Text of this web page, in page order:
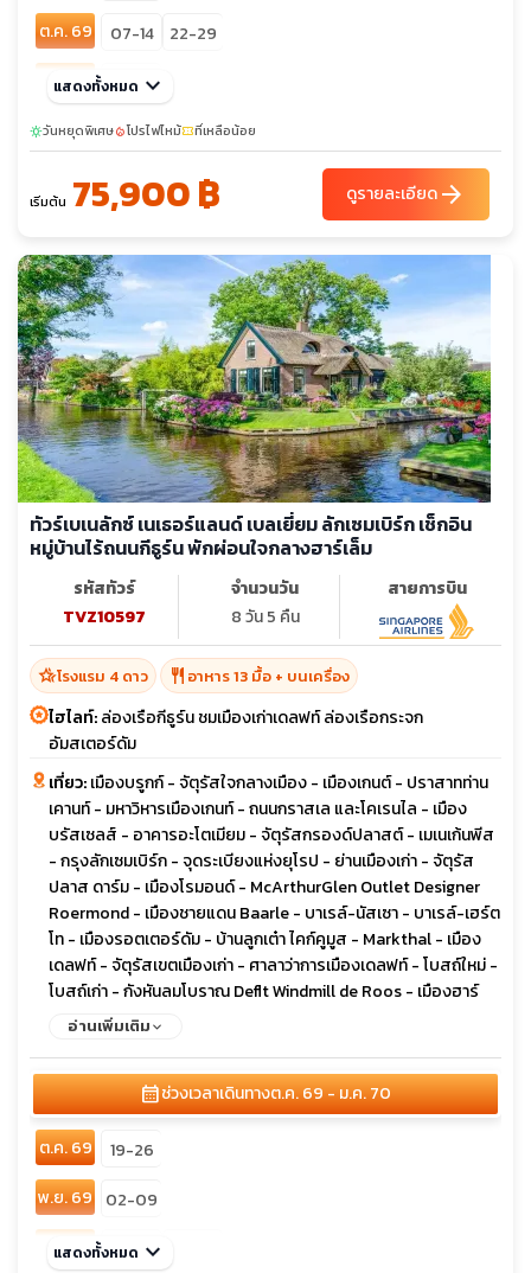
ต.ค. 69 07-14
22-29
พ.ย. 69
05-12
ธ.ค. 69 02-09 sunny
25-01 28-04
แสดงทั้งหมด keyboard_arrow_down
sunnyวันหยุดพิเศษlocal_fire_departmentโปรไฟไหม้confirmation_numberที่เหลือน้อย
เริ่มต้น 75,900 ฿ ดูรายละเอียดarrow_forward
ทัวร์เบเนลักซ์ เนเธอร์แลนด์ เบลเยี่ยม ลักเซมเบิร์ก เช็กอิน
หมู่บ้านไร้ถนนกีธูร์น พักผ่อนใจกลางฮาร์เล็ม
รหัสทัวร์
TVZ10597
จำนวนวัน
8 วัน 5 คืน
สายการบิน
hotel_classโรงแรม 4 ดาว restaurant อาหาร 13 มื้อ + บนเครื่อง
ไฮไลท์:ล่องเรือกีธูร์น ชมเมืองเก่าเดลฟท์ ล่องเรือกระจก
อัมสเตอร์ดัม
เที่ยว:เมืองบรูกก์ - จัตุรัสใจกลางเมือง - เมืองเกนต์ - ปราสาทท่าน
เคานท์ - มหาวิหารเมืองเกนท์ - ถนนกราสเล และโคเรนไล - เมือง
บรัสเซลส์ - อาคารอะโตเมียม - จัตุรัสกรองด์ปลาสต์ - เมเนเก้นพีส
- กรุงลักเซมเบิร์ก - จุดระเบียงแห่งยุโรป - ย่านเมืองเก่า - จัตุรัส
ปลาส ดาร์ม - เมืองโรมอนด์ - McArthurGlen Outlet Designer
Roermond - เมืองชายแดน Baarle - บาเรล์-นัสเซา - บาเรล์-เฮร์ต
โท - เมืองรอตเตอร์ดัม - บ้านลูกเต๋า ไคก์คูมูส - Markthal - เมือง
เดลฟท์ - จัตุรัสเขตเมืองเก่า - ศาลาว่าการเมืองเดลฟท์ - โบสถ์ใหม่ -
โบสถ์เก่า - กังหันลมโบราณ Deflt Windmill de Roos - เมืองฮาร์
เล็ม - จัตุรัสตลาดกลาง - มหาวิหารเซ้นต์บาโว - กังหันลมอาเดรียน -
หลังคากระจก - สถาบันสอนการเจียระไนเพชร - จัตุรัสดัมสแควร์ -
ย่านโคมแดงเดอวัลเลน
อ่านเพิ่มเติม
calendar_monthช่วงเวลาเดินทางต.ค. 69 - ม.ค. 70
ต.ค. 69
19-26
พ.ย. 69 02-09
ธ.ค. 69
21-28
แสดงทั้งหมด keyboard_arrow_down